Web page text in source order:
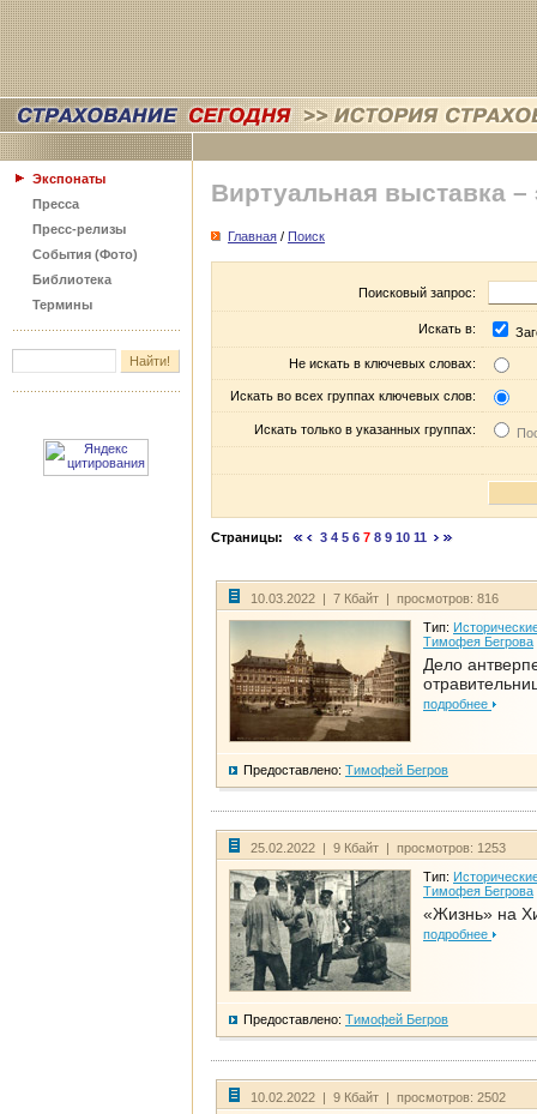
Экспонаты
Пресса
Пресс-релизы
События (Фото)
Библиотека
Термины
Виртуальная выставка –
Главная / Поиск
Поисковый запрос:
Искать в:
Не искать в ключевых словах:
Искать во всех группах ключевых слов:
Искать только в указанных группах:
Страницы: 3 4 5 6 7 8 9 10 11
10.03.2022 | 7 Кбайт | просмотров: 816
Тип:
Тимофея Бегрова
Дело
подробнее
Предоставлено: Тимофей Бегров
25.02.2022 | 9 Кбайт | просмотров: 1253
Тип:
Тимофея Бегрова
«Жизнь» на
подробнее
Предоставлено: Тимофей Бегров
10.02.2022 | 9 Кбайт | просмотров: 2502